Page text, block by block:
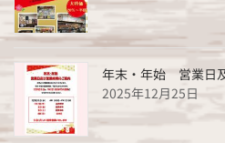
年末・年始 営業日
2025年12月25日